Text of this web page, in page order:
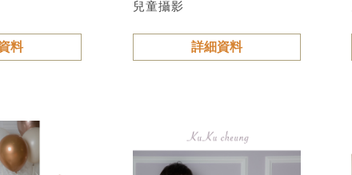
料
兒童攝影
詳細資料